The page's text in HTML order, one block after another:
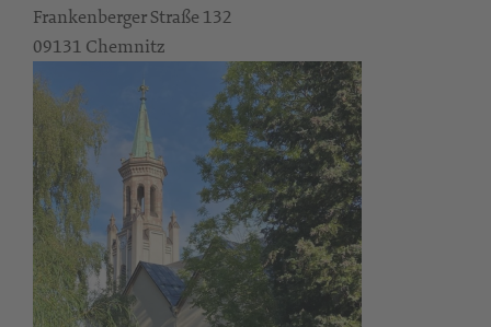
Frankenberger Straße 132
09131 Chemnitz